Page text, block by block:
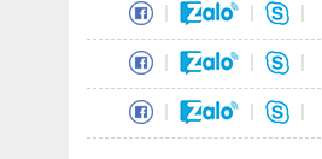
| | |
| | |
| | |